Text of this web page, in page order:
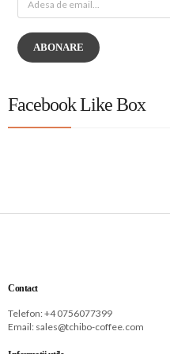
ABONARE
Facebook Like Box
Contact
Telefon: +4 0756077399
Email: sales@tchibo-coffee.com